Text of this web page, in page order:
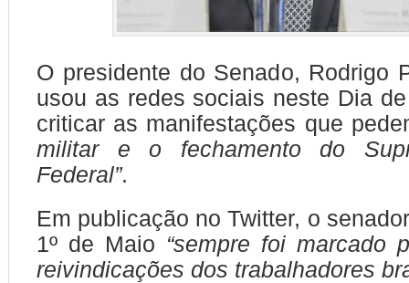
O presidente do Senado, Rodrigo
usou as redes sociais neste Dia
criticar as manifestações que
militar e o fechamento do
Federal”.
Em publicação no Twitter, o
1º de Maio “sempre foi marcado
reivindicações dos trabalhadores